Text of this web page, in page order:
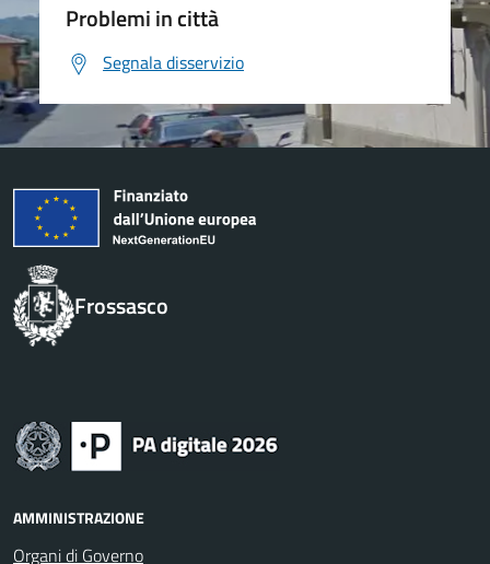
Problemi in città
Segnala disservizio
Frossasco
AMMINISTRAZIONE
Organi di Governo